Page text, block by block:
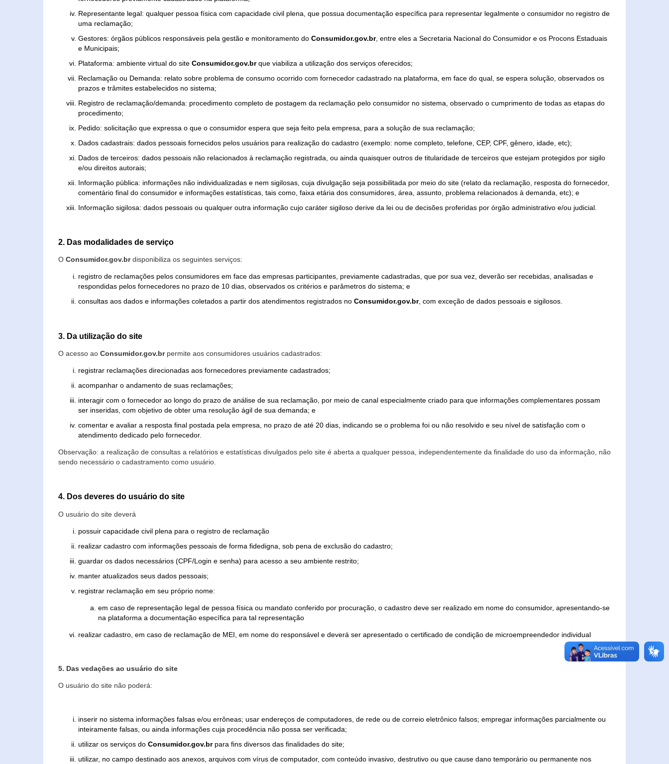
Representante legal: qualquer pessoa física com capacidade civil plena, que possua documentação específica para representar legalmente o consumidor no registro de
uma reclamação;
Gestores: órgãos públicos responsáveis pela gestão e monitoramento do Consumidor.gov.br, entre eles a Secretaria Nacional do Consumidor e os Procons Estaduais
e Municipais;
Plataforma: ambiente virtual do site Consumidor.gov.brque viabiliza a utilização dos serviços oferecidos;
Reclamação ou Demanda: relato sobre problema de consumo ocorrido com fornecedor cadastrado na plataforma, em face do qual, se espera solução, observados os
prazos e trâmites estabelecidos no sistema;
Registro de reclamação/demanda: procedimento completo de postagem da reclamação pelo consumidor no sistema, observado o cumprimento de todas as etapas do
procedimento;
Pedido: solicitação que expressa o que o consumidor espera que seja feito pela empresa, para a solução de sua reclamação;
Dados cadastrais: dados pessoais fornecidos pelos usuários para realização do cadastro (exemplo: nome completo, telefone, CEP, CPF, gênero, idade, etc);
Dados de terceiros: dados pessoais não relacionados à reclamação registrada, ou ainda quaisquer outros de titularidade de terceiros que estejam protegidos por sigilo
e/ou direitos autorais;
Informação pública: informações não individualizadas e nem sigilosas, cuja divulgação seja possibilitada por meio do site (relato da reclamação, resposta do fornecedor,
comentário final do consumidor e informações estatísticas, tais como, faixa etária dos consumidores, área, assunto, problema relacionados à demanda, etc); e
Informação sigilosa: dados pessoais ou qualquer outra informação cujo caráter sigiloso derive da lei ou de decisões proferidas por órgão administrativo e/ou judicial.
2. Das modalidades de serviço
O Consumidor.gov.brdisponibiliza os seguintes serviços:
registro de reclamações pelos consumidores em face das empresas participantes, previamente cadastradas, que por sua vez, deverão ser recebidas, analisadas e
respondidas pelos fornecedores no prazo de 10 dias, observados os critérios e parâmetros do sistema; e
consultas aos dados e informações coletados a partir dos atendimentos registrados no Consumidor.gov.br, com exceção de dados pessoais e sigilosos.
3. Da utilização do site
O acesso ao Consumidor.gov.brpermite aos consumidores usuários cadastrados:
registrar reclamações direcionadas aos fornecedores previamente cadastrados;
acompanhar o andamento de suas reclamações;
interagir com o fornecedor ao longo do prazo de análise de sua reclamação, por meio de canal especialmente criado para que informações complementares possam
ser inseridas, com objetivo de obter uma resolução ágil de sua demanda; e
comentar e avaliar a resposta final postada pela empresa, no prazo de até 20 dias, indicando se o problema foi ou não resolvido e seu nível de satisfação com o
atendimento dedicado pelo fornecedor.
Observação: a realização de consultas a relatórios e estatísticas divulgados pelo site é aberta a qualquer pessoa, independentemente da finalidade do uso da informação, não
sendo necessário o cadastramento como usuário.
4. Dos deveres do usuário do site
O usuário do site deverá
possuir capacidade civil plena para o registro de reclamação
realizar cadastro com informações pessoais de forma fidedigna, sob pena de exclusão do cadastro;
guardar os dados necessários (CPF/Login e senha) para acesso a seu ambiente restrito;
manter atualizados seus dados pessoais;
registrar reclamação em seu próprio nome:
em caso de representação legal de pessoa física ou mandato conferido por procuração, o cadastro deve ser realizado em nome do consumidor, apresentando-se
na plataforma a documentação específica para tal representação
realizar cadastro, em caso de reclamação de MEI, em nome do responsável e deverá ser apresentado o certificado de condição de microempreendedor individual
5. Das vedações ao usuário do site
O usuário do site não poderá:
inserir no sistema informações falsas e/ou errôneas; usar endereços de computadores, de rede ou de correio eletrônico falsos; empregar informações parcialmente ou
inteiramente falsas, ou ainda informações cuja procedência não possa ser verificada;
utilizar os serviços do Consumidor.gov.brpara fins diversos das finalidades do site;
utilizar, no campo destinado aos anexos, arquivos com vírus de computador, com conteúdo invasivo, destrutivo ou que cause dano temporário ou permanente nos